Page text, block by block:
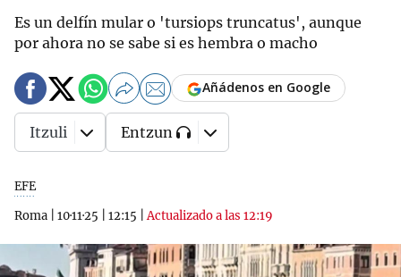
Es un delfín mular o 'tursiops truncatus', aunque
por ahora no se sabe si es hembra o macho
EFE
Roma
10·11·25 12:15 |Actualizado a las 12:19
Añádenos en Google
Itzuli Entzun